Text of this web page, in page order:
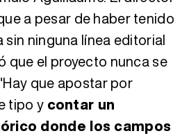
a pesar de haber tenido
ninguna línea editorial
que el proyecto nunca se
que apostar por
tipo y contar un
donde los campos